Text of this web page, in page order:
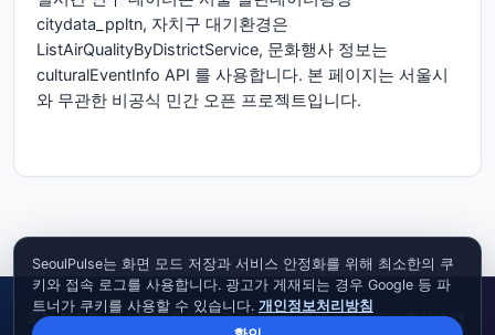
citydata_ppltn, 자치구 대기환경은
ListAirQualityByDistrictService, 문화행사 정보는
culturalEventInfo API 를 사용합니다. 본 페이지는 서울시
와 무관한 비공식 민간 오픈 프로젝트입니다.
오늘 한가한 곳 | 현재 혼잡한 곳 | 이번 주 행사 | 가이드 | 회사 소개
SeoulPulse는 화면 모드 저장과 서비스 안정화를 위해 최소한의 쿠
키와 접속 로그를 사용합니다. 광고가 게재되는 경우 Google 등 파
트너가 쿠키를 사용할 수 있습니다. 개인정보처리방침